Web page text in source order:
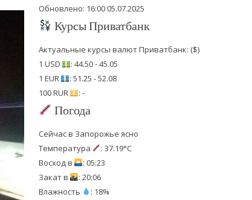
Обновлено: 16:00 05.07.2025
Курсы Приватбанк
Актуальные курсы валют Приватбанк: ($)
1 USD
: 44.50 - 45.05
1 EUR
: 51.25 - 52.08
100 RUR
: -
Погода
Сейчас в Запорожье ясно
Температура
: 37.19°C
Восход в
: 05:23
Закат в
: 20:06
Влажность
: 18%